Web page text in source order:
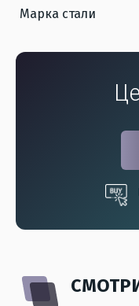
Марка стали